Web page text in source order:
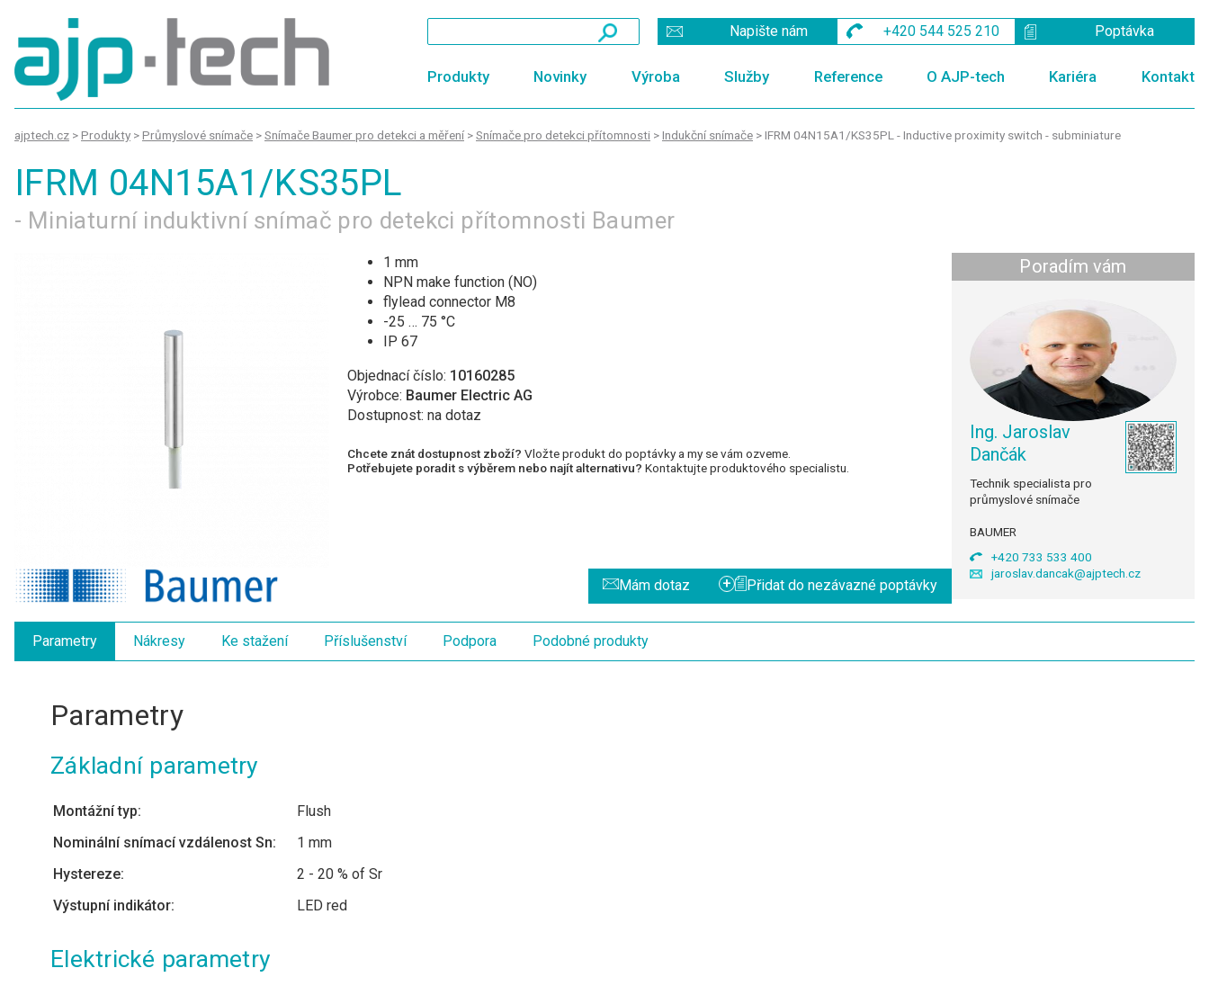
Poptávka
+420 544 525 210
Napište nám
Produkty Novinky Výroba Služby Reference O AJP-tech Kariéra Kontakt
ajptech.cz >Produkty >Průmyslové snímače >Snímače Baumer pro detekci a měření >Snímače pro detekci přítomnosti >Indukční snímače >IFRM 04N15A1/KS35PL - Inductive proximity switch - subminiature
IFRM 04N15A1/KS35PL
- Miniaturní induktivní snímač pro detekci přítomnosti Baumer
1 mm
NPN make function (NO)
flylead connector M8
-25 … 75 °C
IP 67
Objednací číslo: 10160285
Výrobce: Baumer Electric AG
Dostupnost: na dotaz
Chcete znát dostupnost zboží? Vložte produkt do poptávky a my se vám ozveme.
Potřebujete poradit s výběrem nebo najít alternativu? Kontaktujte produktového specialistu.
Mám dotaz + Přidat do nezávazné poptávky
Poradím vám
Ing. Jaroslav
Dančák
Technik specialista pro
průmyslové snímače
BAUMER
+420 733 533 400
jaroslav.dancak@ajptech.cz
Parametry Nákresy Ke stažení Příslušenství Podpora Podobné produkty
Parametry
Základní parametry
Montážní typ:
Flush
Nominální snímací vzdálenost Sn:
1 mm
Hystereze:
2 - 20 % of Sr
Výstupní indikátor:
LED red
Elektrické parametry